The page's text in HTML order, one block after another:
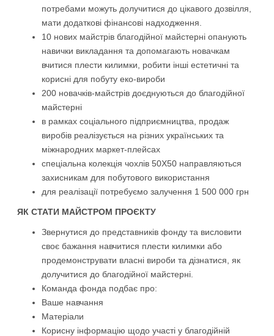
потребами можуть долучитися до цікавого дозвілля,
мати додаткові фінансові надходження.
10 нових майстрів благодійної майстерні опанують
навички викладання та допомагають новачкам
вчитися плести килимки, робити інші естетичні та
корисні для побуту еко-вироби
200 новачків-майстрів доєднуються до благодійної
майстерні
в рамках соціального підприємництва, продаж
виробів реалізується на різних українських та
міжнародних маркет-плейсах
спеціальна колекція чохлів 50Х50 направляються
захисникам для побутового використання
для реалізації потребуємо залучення 1 500 000 грн
ЯК СТАТИ МАЙСТРОМ ПРОЄКТУ
Звернутися до представників фонду та висловити
своє бажання навчитися плести килимки або
продемонструвати власні вироби та дізнатися, як
долучитися до благодійної майстерні.
Команда фонда подбає про:
Ваше навчання
Матеріали
Корисну інформацію щодо участі у благодійній